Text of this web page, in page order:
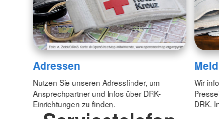
Adressen
Nutzen Sie unseren Adressfinder, um
Ansprechpartner und Infos über DRK-
Einrichtungen zu finden.
Wir
DRK.